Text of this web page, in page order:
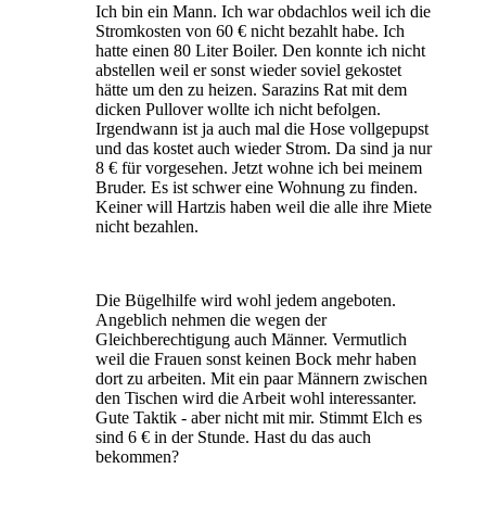
Ich bin ein Mann. Ich war obdachlos weil ich die
Stromkosten von 60 € nicht bezahlt habe. Ich
hatte einen 80 Liter Boiler. Den konnte ich nicht
abstellen weil er sonst wieder soviel gekostet
hätte um den zu heizen. Sarazins Rat mit dem
dicken Pullover wollte ich nicht befolgen.
Irgendwann ist ja auch mal die Hose vollgepupst
und das kostet auch wieder Strom. Da sind ja nur
8 € für vorgesehen. Jetzt wohne ich bei meinem
Bruder. Es ist schwer eine Wohnung zu finden.
Keiner will Hartzis haben weil die alle ihre Miete
nicht bezahlen.
Die Bügelhilfe wird wohl jedem angeboten.
Angeblich nehmen die wegen der
Gleichberechtigung auch Männer. Vermutlich
weil die Frauen sonst keinen Bock mehr haben
dort zu arbeiten. Mit ein paar Männern zwischen
den Tischen wird die Arbeit wohl interessanter.
Gute Taktik - aber nicht mit mir. Stimmt Elch es
sind 6 € in der Stunde. Hast du das auch
bekommen?